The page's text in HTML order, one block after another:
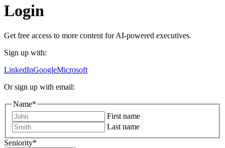
Login
Get free access to more content for AI-powered executives.
Sign up with:
LinkedInGoogleMicrosoft
Or sign up with email:
Name*
First name
Last name
Seniority*